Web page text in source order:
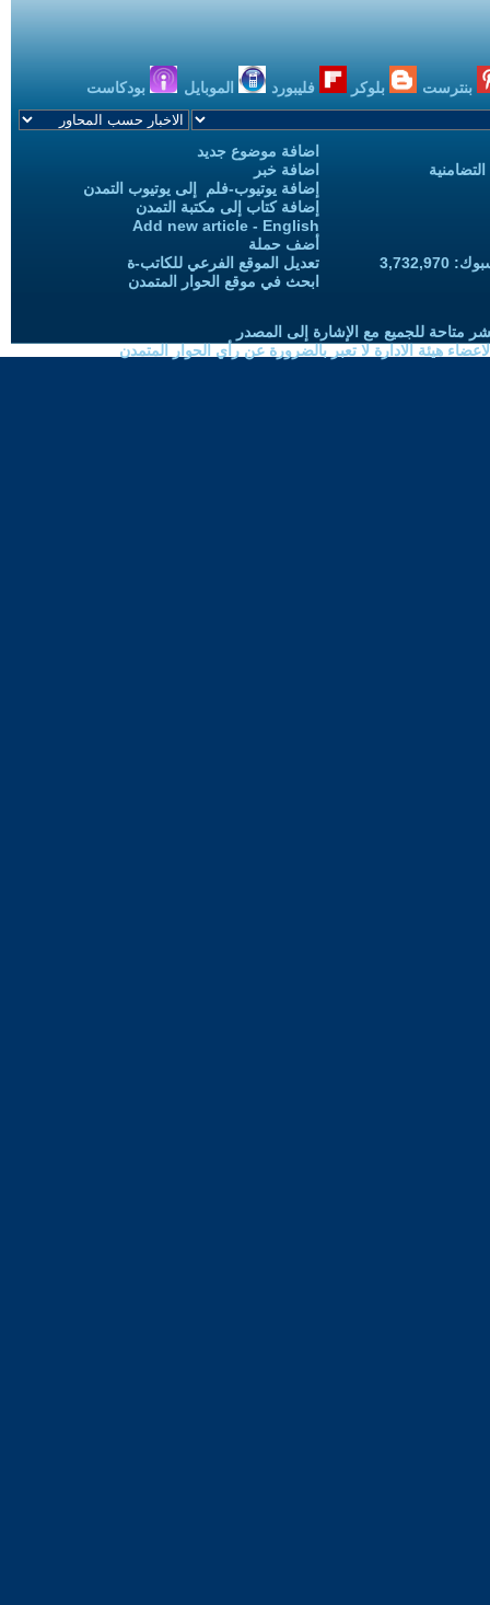
بنترست بلوكر فليبورد الموبايل بودكاست
اضافة موضوع جديد
اضافة خبر
إضافة يوتيوب-فلم إلى يوتيوب التمدن
إضافة كتاب إلى مكتبة التمدن
Add new article - English
أضف حملة
تعديل الموقع الفرعي للكاتب-ة
ابحث في موقع الحوار المتمدن
متاحة للجميع مع الإشارة إلى المصدر
هيئة الادارة لا تعبر بالضرورة عن رأي الحوار المتمدن